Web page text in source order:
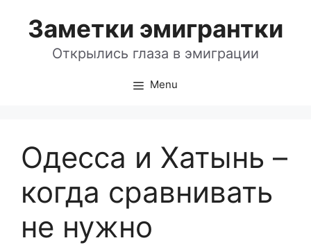
contentЗаметки эмигрантки
Открылись глаза в эмиграции
Menu
Одесса и Хатынь –
когда сравнивать
не нужно